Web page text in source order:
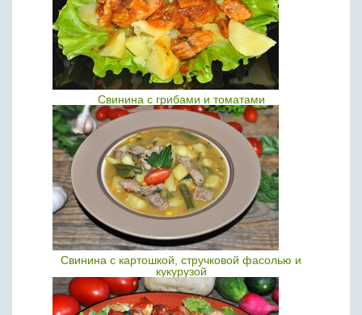
Свинина с грибами и томатами
Свинина с картошкой, стручковой фасолью и
кукурузой